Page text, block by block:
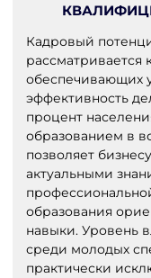
Кадровый
рассматривается
обеспечивающих
эффективность
процент
образованием в
позволяет
актуальными
образования
навыки. Уровень
среди молодых
практически